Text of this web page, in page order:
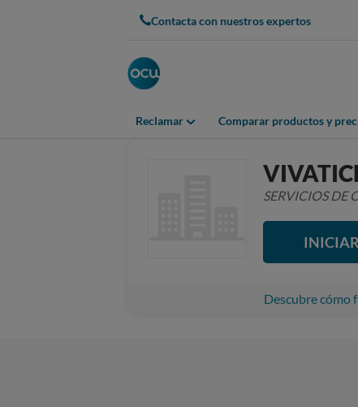
Contacta con nuestros expertos
Reclamar Comparar productos y
SERVICIOS DE
Descubre cómo